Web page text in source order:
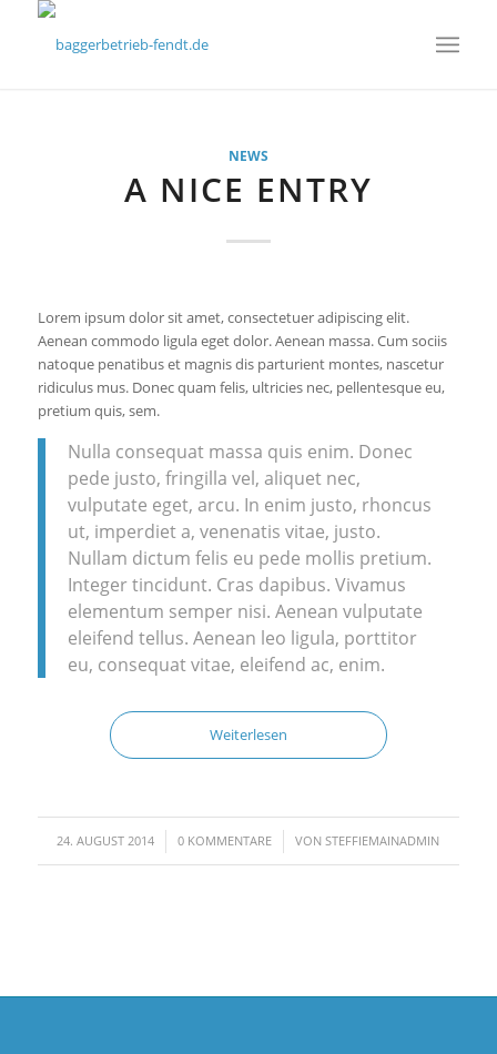
NEWS
A NICE ENTRY
Lorem ipsum dolor sit amet, consectetuer adipiscing elit.
Aenean commodo ligula eget dolor. Aenean massa. Cum sociis
natoque penatibus et magnis dis parturient montes, nascetur
ridiculus mus. Donec quam felis, ultricies nec, pellentesque eu,
pretium quis, sem.
Nulla consequat massa quis enim. Donec
pede justo, fringilla vel, aliquet nec,
vulputate eget, arcu. In enim justo, rhoncus
ut, imperdiet a, venenatis vitae, justo.
Nullam dictum felis eu pede mollis pretium.
Integer tincidunt. Cras dapibus. Vivamus
elementum semper nisi. Aenean vulputate
eleifend tellus. Aenean leo ligula, porttitor
eu, consequat vitae, eleifend ac, enim.
Weiterlesen
24. AUGUST 2014
/ 0 KOMMENTARE
/ VONSTEFFIEMAINADMIN